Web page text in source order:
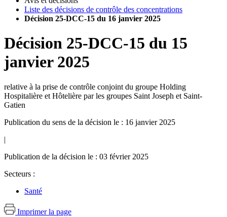
Liste des décisions de contrôle des concentrations
Décision 25-DCC-15 du 16 janvier 2025
Décision 25-DCC-15 du 15
janvier 2025
relative à la prise de contrôle conjoint du groupe Holding
Hospitalière et Hôtelière par les groupes Saint Joseph et Saint-
Gatien
Publication du sens de la décision le : 16 janvier 2025
|
Publication de la décision le : 03 février 2025
Secteurs :
Santé
Imprimer la page